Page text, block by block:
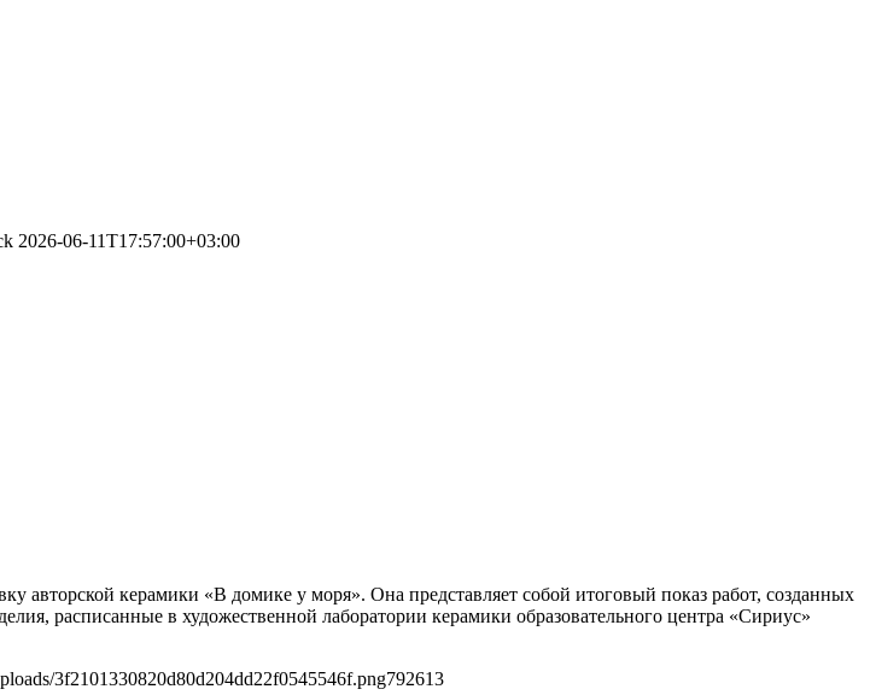
2026-06-11T17:57:00+03:00
авторской керамики «В домике у моря». Она представляет собой итоговый показ работ, созданных
расписанные в художественной лаборатории керамики образовательного центра «Сириус»
3f2101330820d80d204dd22f0545546f.png792613